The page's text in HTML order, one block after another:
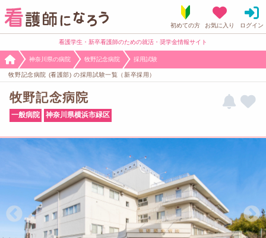
看護学生・新卒看護師のための就活・奨学金情報サイト
神奈川県の病院 牧野記念病院 採用試験
牧野記念病院 (看護部) の採用試験一覧（新卒採用）
牧野記念病院
一般病院 神奈川県横浜市緑区